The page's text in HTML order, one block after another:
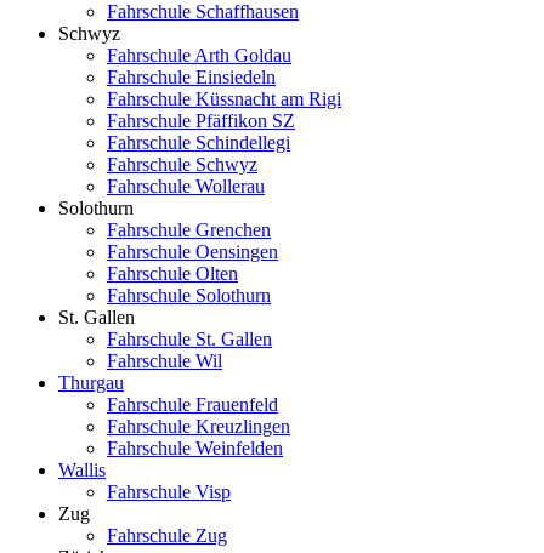
Fahrschule Schaffhausen
Schwyz
Fahrschule Arth Goldau
Fahrschule Einsiedeln
Fahrschule Küssnacht am Rigi
Fahrschule Pfäffikon SZ
Fahrschule Schindellegi
Fahrschule Schwyz
Fahrschule Wollerau
Solothurn
Fahrschule Grenchen
Fahrschule Oensingen
Fahrschule Olten
Fahrschule Solothurn
St. Gallen
Fahrschule St. Gallen
Fahrschule Wil
Thurgau
Fahrschule Frauenfeld
Fahrschule Kreuzlingen
Fahrschule Weinfelden
Wallis
Fahrschule Visp
Zug
Fahrschule Zug